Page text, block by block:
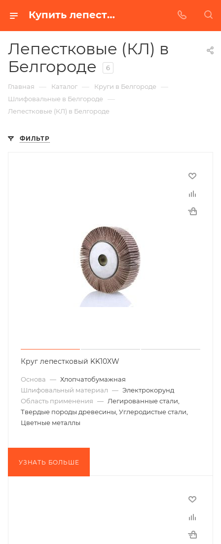
Купить лепестковые (кл) в Белгороде | Низкая цена от производителя
Лепестковые (КЛ) в
Белгороде
6
Главная — Каталог — Круги в Белгороде —
Шлифовальные в Белгороде —
Лепестковые (КЛ) в Белгороде
ФИЛЬТР
Круг лепестковый KK10XW
Основа — Хлопчатобумажная
Шлифовальный материал — Электрокорунд
Область применения — Легированные стали,
Твердые породы древесины, Углеродистые стали,
Цветные металлы
УЗНАТЬ БОЛЬШЕ